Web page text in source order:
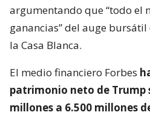
argumentando que “todo el
ganancias” del auge
la Casa Blanca.
El medio financiero Forbes
patrimonio neto de Trump
millones a 6.500 millones